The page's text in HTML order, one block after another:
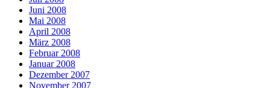
Juni 2008
Mai 2008
April 2008
März 2008
Februar 2008
Januar 2008
Dezember 2007
November 2007